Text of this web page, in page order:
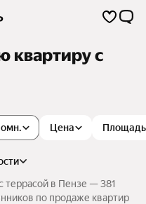
квартиру с
Цена Площадь
террасой в Пензе — 381
по продаже квартир